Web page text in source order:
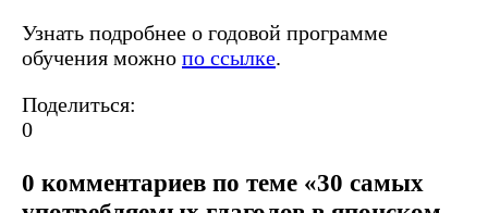
Узнать подробнее о годовой программе
обучения можно по ссылке.
Поделиться:
0
0 комментариев по теме «30 самых